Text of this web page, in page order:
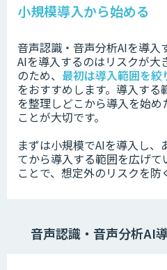
小規模導入から始める
音声認識・音声分析AIを導入
AIを導入するのはリスクが大
のため、 最初は導入範囲を絞
をおすすめします。導入す
を整理しどこから導入を始め
ことが大切です。
まずは小規模でAIを導入し、
てから導入する範囲を広げて
ことで、想定外のリスクを防
音声認識・音声分析AI